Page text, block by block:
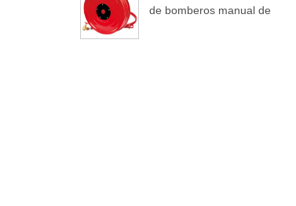
de bomberos manual de